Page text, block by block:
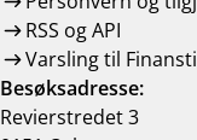
RSS og API
Varsling til
Besøksadresse:
Revierstredet 3